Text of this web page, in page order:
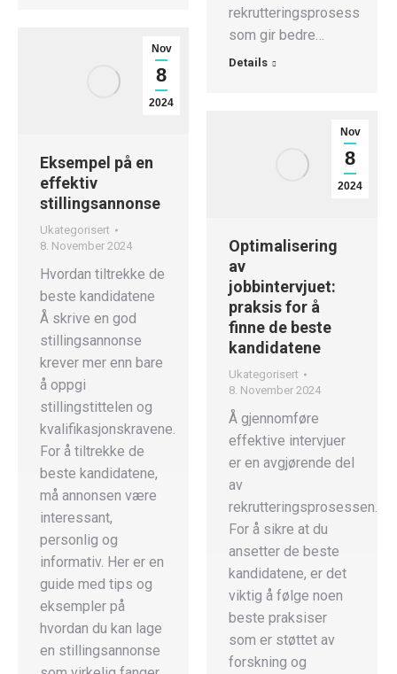
rekrutteringsprosess
som gir bedre…
Details
Nov
8
2024
Eksempel på en
effektiv
stillingsannonse
Ukategorisert
8. November 2024
Hvordan tiltrekke de
beste kandidatene
Å skrive en god
stillingsannonse
krever mer enn bare
å oppgi
stillingstittelen og
kvalifikasjonskravene.
For å tiltrekke de
beste kandidatene,
må annonsen være
interessant,
personlig og
informativ. Her er en
guide med tips og
eksempler på
hvordan du kan lage
en stillingsannonse
Nov
8
2024
Optimalisering
av
jobbintervjuet:
praksis for å
finne de beste
kandidatene
Ukategorisert
8. November 2024
Å gjennomføre
effektive intervjuer
er en avgjørende del
av
rekrutteringsprosessen.
For å sikre at du
ansetter de beste
kandidatene, er det
viktig å følge noen
beste praksiser
som er støttet av
forskning og